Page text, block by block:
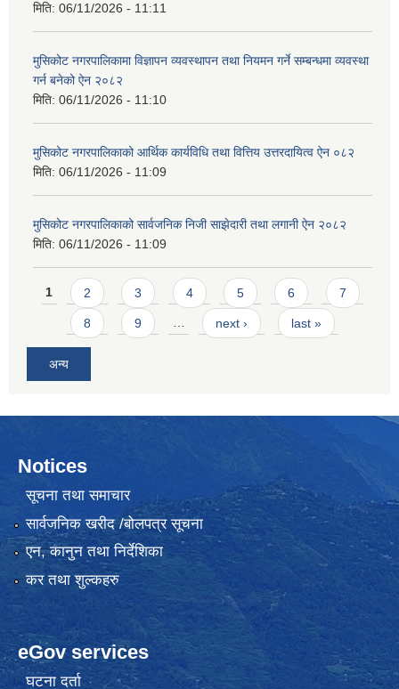
मिति: 06/11/2026 - 11:11
मुसिकोट नगरपालिकामा विज्ञापन व्यवस्थापन तथा नियमन गर्ने सम्बन्धमा व्यवस्था
गर्न बनेको ऐन २०८२
मिति: 06/11/2026 - 11:10
मुसिकोट नगरपालिकाको आर्थिक कार्यविधि तथा वित्तिय उत्तरदायित्व ऐन ०८२
मिति: 06/11/2026 - 11:09
मुसिकोट नगरपालिकाको सार्वजनिक निजी साझेदारी तथा लगानी ऐन २०८२
मिति: 06/11/2026 - 11:09
Pages
1 2 3 4 5 6 7
8 9 … next › last »
अन्य
Notices
सूचना तथा समाचार
सार्वजनिक खरीद /बोलपत्र सूचना
एन, कानुन तथा निर्देशिका
कर तथा शुल्कहरु
eGov services
घटना दर्ता